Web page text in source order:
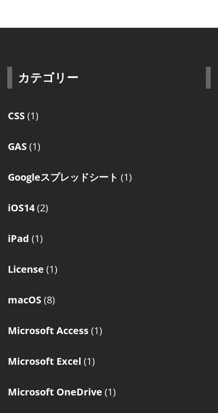
カテゴリー
CSS(1)
GAS(1)
Googleスプレッドシート (1)
iOS14(2)
iPad (1)
License (1)
macOS(8)
Microsoft Access(1)
Microsoft Excel (1)
Microsoft OneDrive (1)